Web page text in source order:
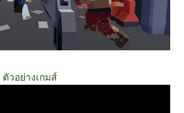
ตัวอย่างเกมส์